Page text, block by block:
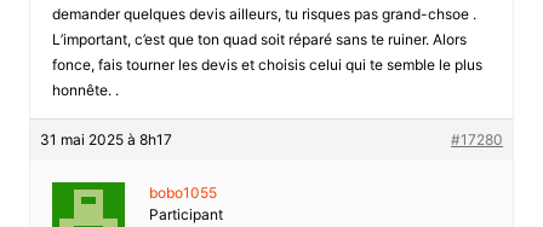
demander quelques devis ailleurs, tu risques pas grand-chsoe .
L’important, c’est que ton quad soit réparé sans te ruiner. Alors
fonce, fais tourner les devis et choisis celui qui te semble le plus
honnête. .
31 mai 2025 à 8h17 #17280
bobo1055
Participant